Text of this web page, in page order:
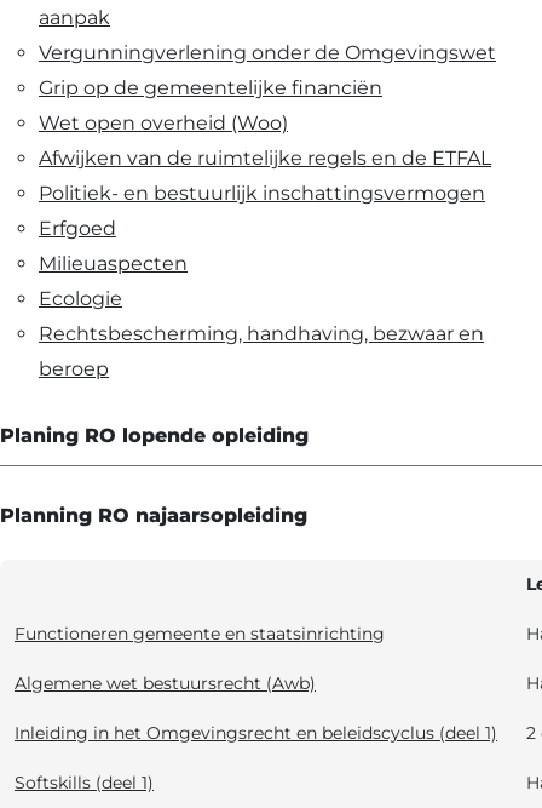
aanpak
Vergunningverlening onder de Omgevingswet
Grip op de gemeentelijke financiën
Wet open overheid (Woo)
Afwijken van de ruimtelijke regels en de ETFAL
Politiek- en bestuurlijk inschattingsvermogen
Erfgoed
Milieuaspecten
Ecologie
Rechtsbescherming, handhaving, bezwaar en
beroep
Planing RO lopende opleiding
Planning RO najaarsopleiding
Functioneren gemeente en staatsinrichting
Algemene wet bestuursrecht (Awb)
Inleiding in het Omgevingsrecht en beleidscyclus (deel 1) 2
Softskills (deel 1)